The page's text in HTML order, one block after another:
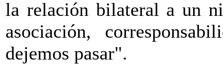
la relación bilateral a un
asociación,
dejemos pasar".